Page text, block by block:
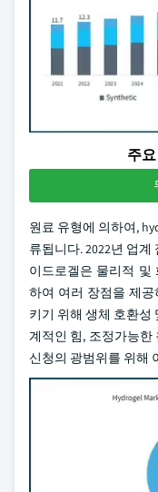
주
원료 유형에 의하여,
류됩니다. 2022년 업계
이드로겔은 물리적 및
하여 여러 장점을 제
키기 위해 생체 호환성
계적인 힘, 조정가능한
신청의 광범위를 위해